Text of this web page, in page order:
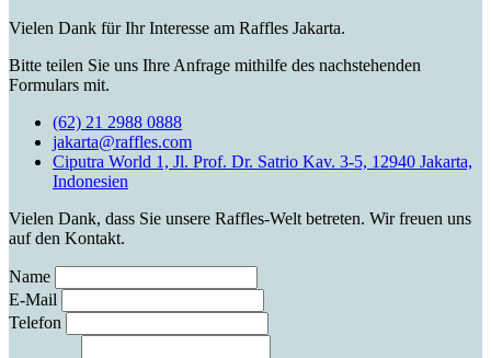
Vielen Dank für Ihr Interesse am Raffles Jakarta.
Bitte teilen Sie uns Ihre Anfrage mithilfe des nachstehenden
Formulars mit.
(62) 21 2988 0888
jakarta@raffles.com
Ciputra World 1, Jl. Prof. Dr. Satrio Kav. 3-5, 12940 Jakarta,
Indonesien
Vielen Dank, dass Sie unsere Raffles-Welt betreten. Wir freuen uns
auf den Kontakt.
Name
E-Mail
Telefon